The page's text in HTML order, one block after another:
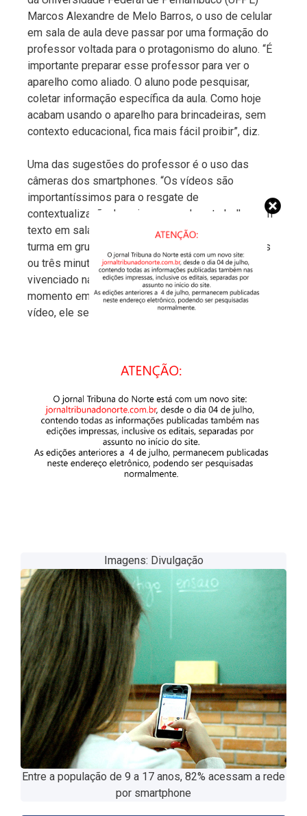
Marcos Alexandre de Melo Barros, o uso de celular
em sala de aula deve passar por uma formação do
professor voltada para o protagonismo do aluno. “É
importante preparar esse professor para ver o
aparelho como aliado. O aluno pode pesquisar,
coletar informação específica da aula. Como hoje
acabam usando o aparelho para brincadeiras, sem
contexto educacional, fica mais fácil proibir”, diz.
Uma das sugestões do professor é o uso das
câmeras dos smartphones. “Os vídeos são
importantíssimos para o resgate de
contextualização. Imagine que o aluno trabalhou um
texto em sala de aula. No fim, o professor reúne a
turma em grupos e cada um produz vídeos de dois
ou três minutos a partir do que foi lido, do que foi
vivenciado na aula. Qual é a diferença? A partir do
momento em que o aluno discute como será o
vídeo, ele se apropria muito mais do conteúdo”.
Imagens: Divulgação
Entre a população de 9 a 17 anos, 82% acessam a rede
por smartphone